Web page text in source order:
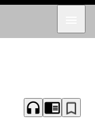
headphones chrome_reader_mode bookmark_border